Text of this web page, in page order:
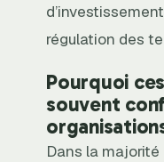
régulation des
Pourquoi
souvent
Dans la